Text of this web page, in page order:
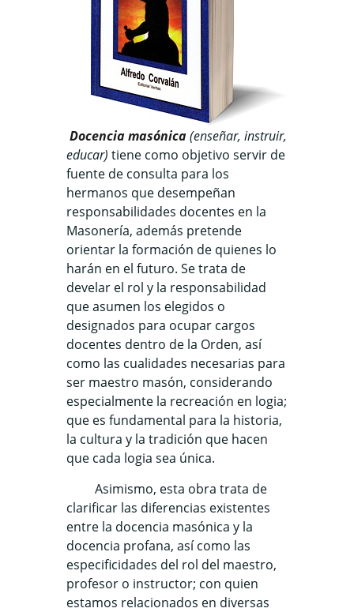
Docencia masónica(enseñar, instruir,
educar) tiene como objetivo servir de
fuente de consulta para los
hermanos que desempeñan
responsabilidades docentes en la
Masonería, además pretende
orientar la formación de quienes lo
harán en el futuro. Se trata de
develar el rol y la responsabilidad
que asumen los elegidos o
designados para ocupar cargos
docentes dentro de la Orden, así
como las cualidades necesarias para
ser maestro masón, considerando
especialmente la recreación en logia;
que es fundamental para la historia,
la cultura y la tradición que hacen
que cada logia sea única.
Asimismo, esta obra trata de
clarificar las diferencias existentes
entre la docencia masónica y la
docencia profana, así como las
especificidades del rol del maestro,
profesor o instructor; con quien
estamos relacionados en diversas